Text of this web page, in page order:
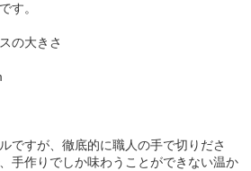
す。
の大きさ
ですが、徹底的に職人の手で切りださ
手作りでしか味わうことができない温か